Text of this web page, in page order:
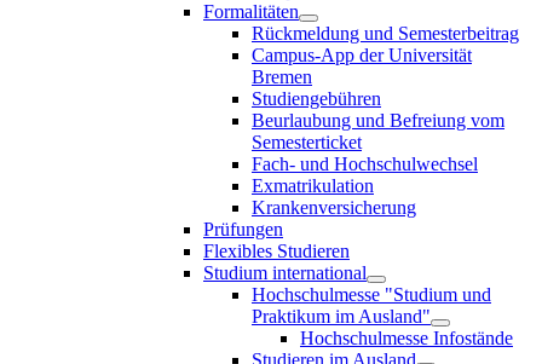
Formalitäten
Rückmeldung und Semesterbeitrag
Campus-App der Universität
Bremen
Studiengebühren
Beurlaubung und Befreiung vom
Semesterticket
Fach- und Hochschulwechsel
Exmatrikulation
Krankenversicherung
Prüfungen
Flexibles Studieren
Studium international
Hochschulmesse "Studium und
Praktikum im Ausland"
Hochschulmesse Infostände
Studieren im Ausland